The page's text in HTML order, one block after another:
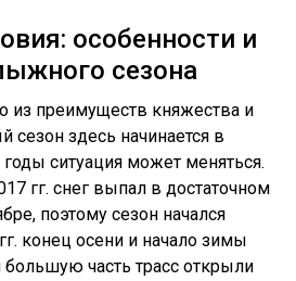
особенности и
сезона
из преимуществ княжества и
здесь начинается в
ситуация может меняться.
гг. снег выпал в достаточном
поэтому сезон начался
конец осени и начало зимы
часть трасс открыли